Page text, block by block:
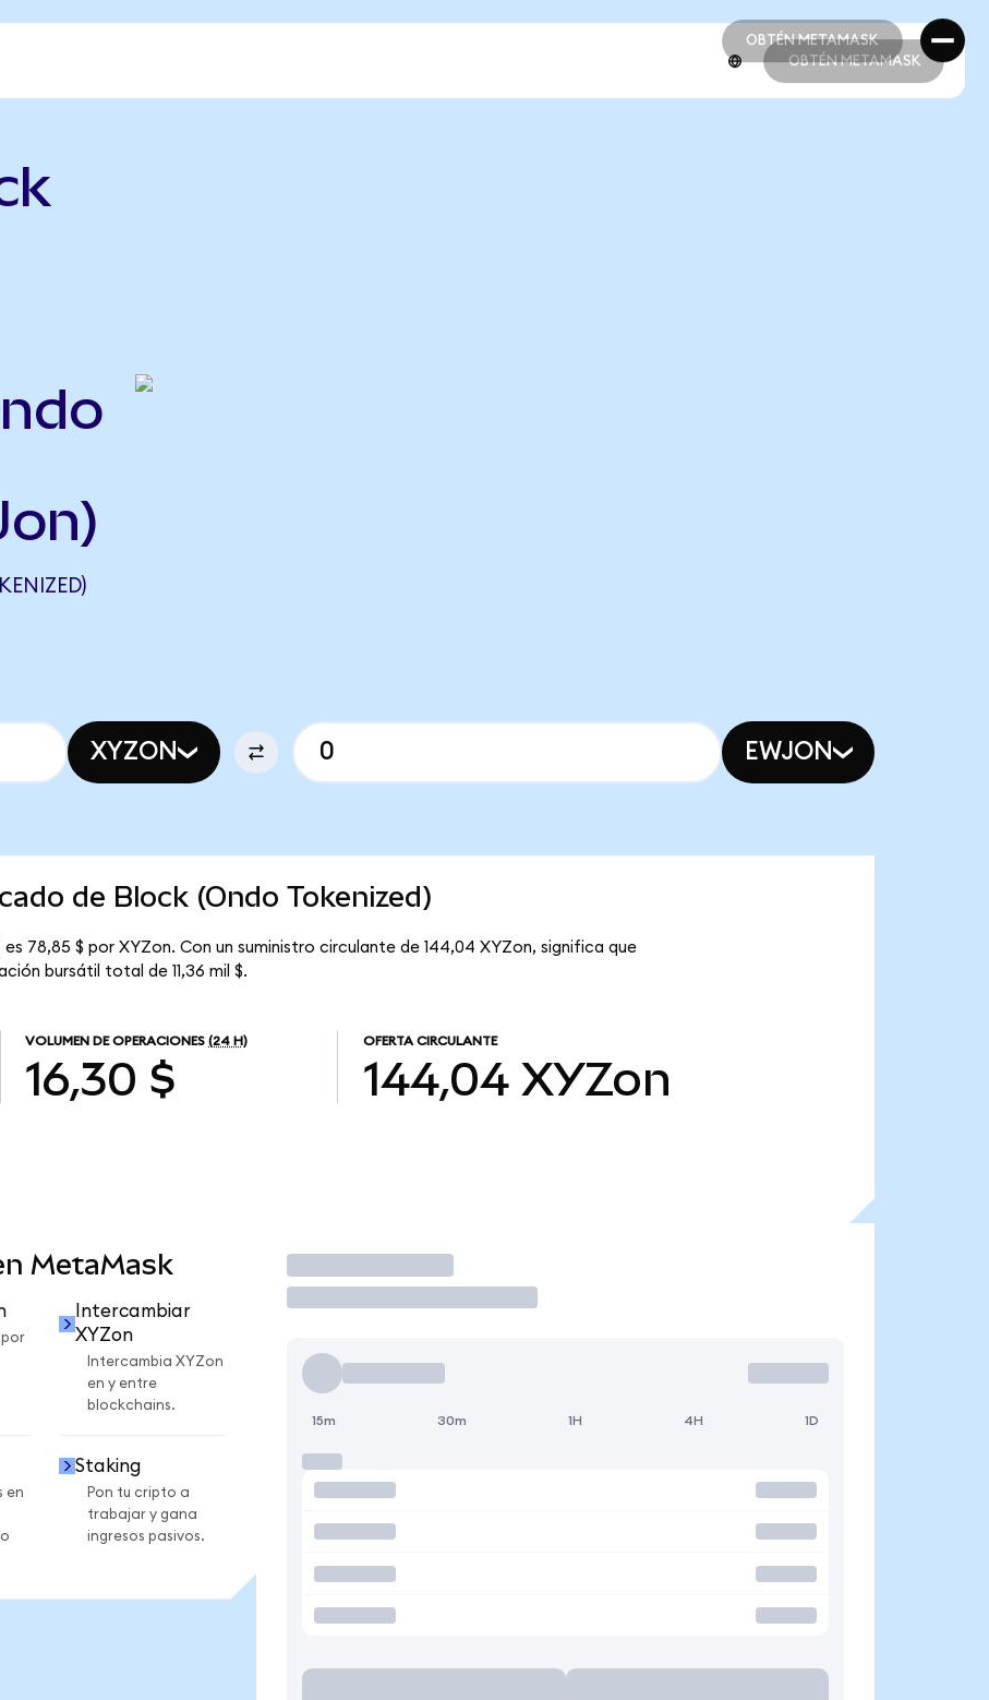
OBTÉN METAMASK
OBTÉN METAMASK
OBTÉN METAMASK
XYZON EWJON
de Block (Ondo Tokenized)
78,85 $ por XYZon. Con un suministro circulante de 144,04 XYZon, significa que
bursátil total de 11,36 mil $.
VOLUMEN DE OPERACIONES (24 H)
16,30 $
OFERTA CIRCULANTE
144,04 XYZon
MetaMask
Intercambiar
XYZon
Intercambia XYZon
en y entre
blockchains.
en
Staking
Pon tu cripto a
trabajar y gana
ingresos pasivos.
Operar
15m 30m 1H 4H 1D